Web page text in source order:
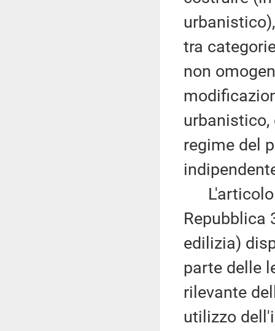
tra
non
regime del
L'articolo
Repubblica
edilizia)
parte delle
rilevante
utilizzo